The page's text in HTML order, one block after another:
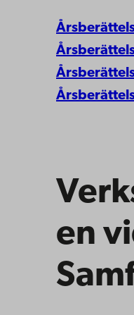
en